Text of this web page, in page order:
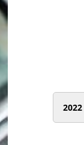
2022